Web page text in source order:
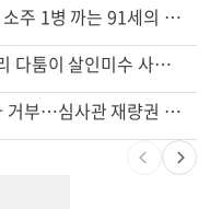
“술에 이것 한방울 넣어라” 매일 소주 1병 까는 91세의 철칙
잠수 중 공기 끊었다? 랍스터 자리 다툼이 살인미수 사건으로
서류 하나만 빠져도 영주권·비자 거부…심사관 재량권 대폭 확대